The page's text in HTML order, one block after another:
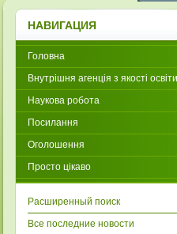
НАВИГАЦИЯ
Головна
Внутрішня агенція з якості освіти
Наукова робота
Посилання
Оголошення
Просто цікаво
Расширенный поиск
Все последние новости